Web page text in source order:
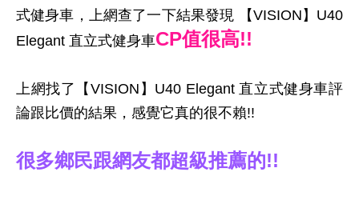
式健身車，上網查了一下結果發現 【VISION】U40
Elegant 直立式健身車CP值很高!!
上網找了【VISION】U40 Elegant 直立式健身車評
論跟比價的結果，感覺它真的很不賴!!
很多鄉民跟網友都超級推薦的!!